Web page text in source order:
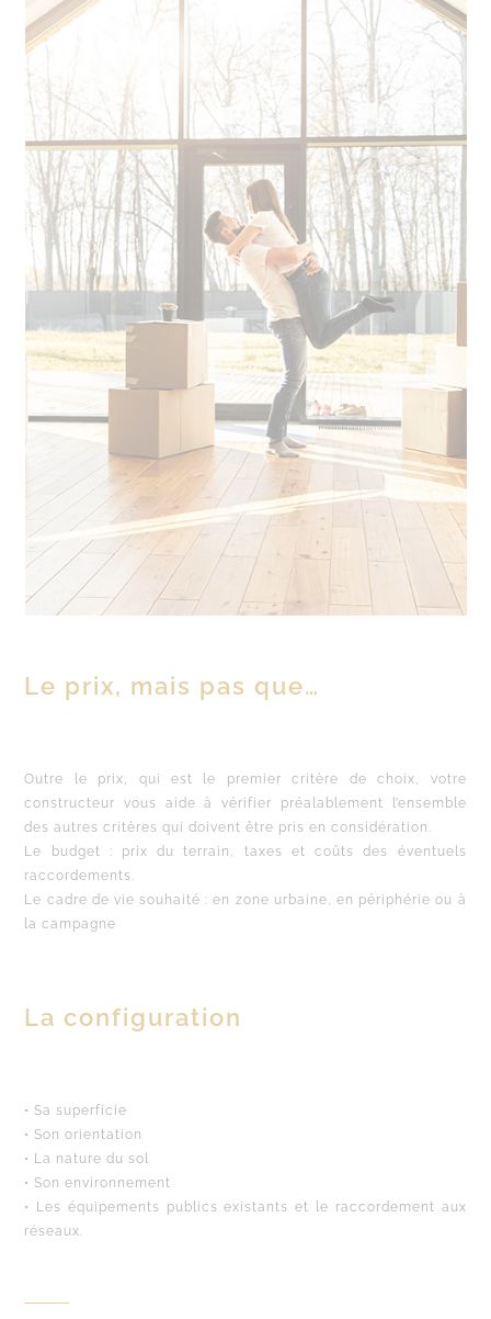
Le prix, mais pas que…
Outre le prix, qui est le premier critère de choix, votre
constructeur vous aide à vérifier préalablement l’ensemble
des autres critères qui doivent être pris en considération.
Le budget : prix du terrain, taxes et coûts des éventuels
raccordements.
Le cadre de vie souhaité : en zone urbaine, en périphérie ou à
la campagne
La configuration
• Sa superficie
• Son orientation
• La nature du sol
• Son environnement
• Les équipements publics existants et le raccordement aux
réseaux.